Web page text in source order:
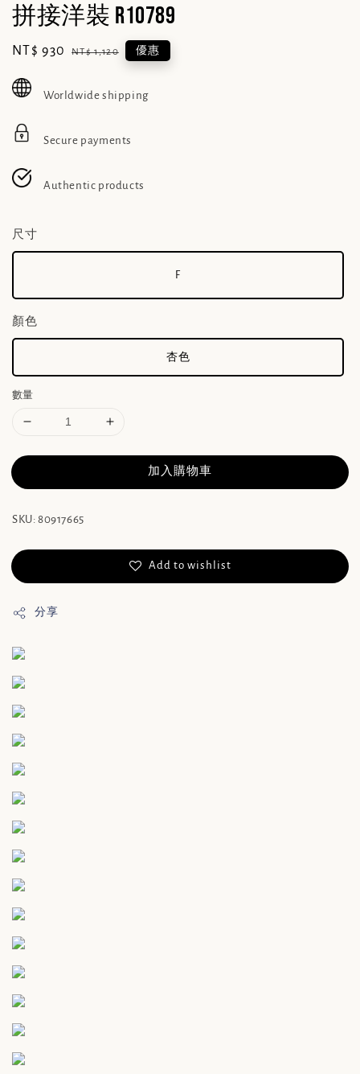
拼接洋裝 R10789
Sale
NT$ 930 Regular
NT$ 1,120 優惠
Worldwide shipping
Secure payments
Authentic products
尺寸
F
顏色
杏色
數量
加入購物車
SKU: 80917665
Add to wishlist
分享